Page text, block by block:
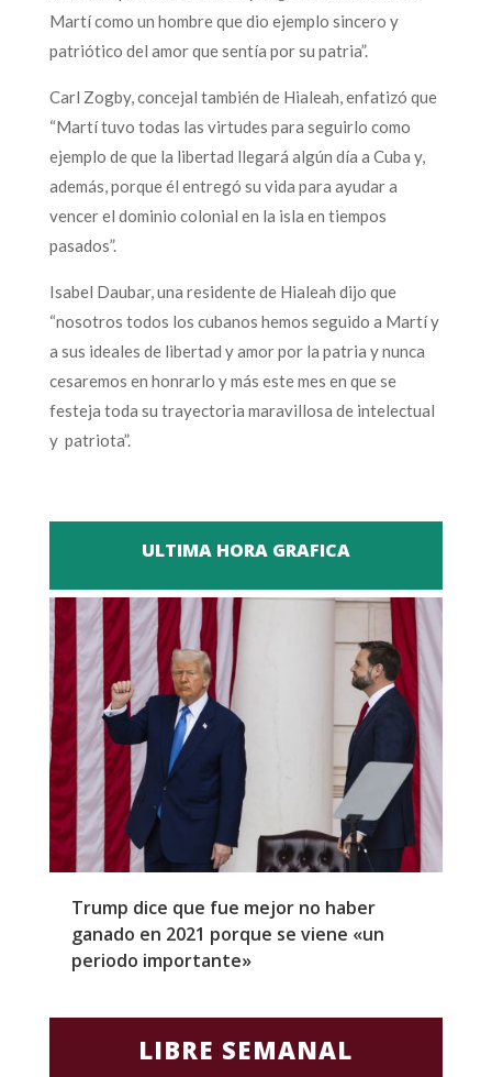
Martí como un hombre que dio ejemplo sincero y
patriótico del amor que sentía por su patria”.
Carl Zogby, concejal también de Hialeah, enfatizó que
“Martí tuvo todas las virtudes para seguirlo como
ejemplo de que la libertad llegará algún día a Cuba y,
además, porque él entregó su vida para ayudar a
vencer el dominio colonial en la isla en tiempos
pasados”.
Isabel Daubar, una residente de Hialeah dijo que
“nosotros todos los cubanos hemos seguido a Martí y
a sus ideales de libertad y amor por la patria y nunca
cesaremos en honrarlo y más este mes en que se
festeja toda su trayectoria maravillosa de intelectual
y patriota”.
ULTIMA HORA GRAFICA
Trump dice que fue mejor no haber
ganado en 2021 porque se viene «un
periodo importante»
LIBRE SEMANAL